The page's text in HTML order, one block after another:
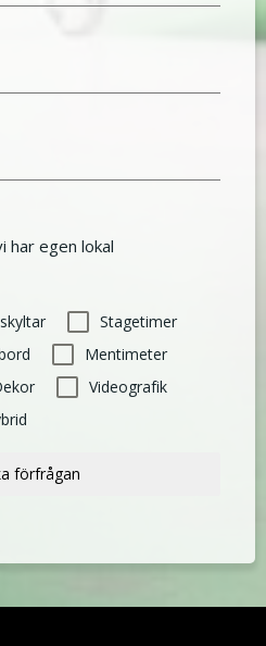
har egen lokal
Stagetimer
Mentimeter
Videografik
förfrågan